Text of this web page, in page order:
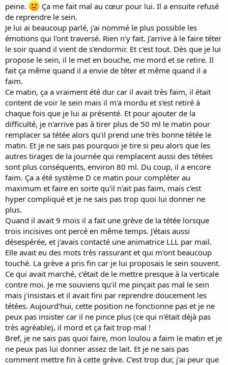
peine.
Ça me fait mal au cœur pour lui. Il a ensuite refusé
de reprendre le sein.
Je lui ai beaucoup parlé, j'ai nommé le plus possible les
émotions qui l'ont traversé. Rien n'y fait. J'arrive à le faire téter
le soir quand il vient de s'endormir. Et c'est tout. Dès que je lui
propose le sein, il le met en bouche, me mord et se retire. Il
fait ça même quand il a envie de téter et même quand il a
faim.
Ce matin, ça a vraiment été dur car il avait très faim, il était
content de voir le sein mais il m'a mordu et s'est retiré à
chaque fois que je lui ai présenté. Et pour ajouter de la
difficulté, je n'arrive pas à tirer plus de 50 ml le matin pour
remplacer sa tétée alors qu'il prend une très bonne tétée le
matin. Et je ne sais pas pourquoi je tire si peu alors que les
autres tirages de la journée qui remplacent aussi des tétées
sont plus conséquents, environ 80 ml. Du coup, il a encore
faim. Ça a été système D ce matin pour compléter au
maximum et faire en sorte qu'il n'ait pas faim, mais c'est
hyper compliqué et je ne sais pas trop quoi lui donner ne
plus.
Quand il avait 9 mois il a fait une grève de la tétée lorsque
trois incisives ont percé en même temps. J'étais aussi
désespérée, et j'avais contacté une animatrice LLL par mail.
Elle avait eu des mots très rassurant et qui m'ont beaucoup
touché. La grève a pris fin car je lui proposais le sein souvent.
Ce qui avait marché, c'était de le mettre presque à la verticale
contre moi. Je me souviens qu'il me pinçait pas mal le sein
mais j'insistais et il avait fini par reprendre doucement les
tétées. Aujourd'hui, cette position ne fonctionne pas et je ne
peux pas insister car il ne pince plus (ce qui n'était déjà pas
très agréable), il mord et ça fait trop mal !
Bref, je ne sais pas quoi faire, mon loulou a faim le matin et je
ne peux pas lui donner assez de lait. Et je ne sais pas
comment mettre fin à cette grève. C'est trop dur, j'ai peur que